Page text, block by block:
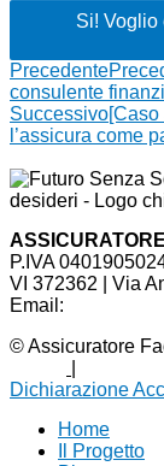
Si! Voglio
Precedente
consulente
Successivo[Caso
l’assicura come
P.IVA
VI 372362 | Via
Email:
© Assicuratore
Dichiarazione
Home
Il Progetto